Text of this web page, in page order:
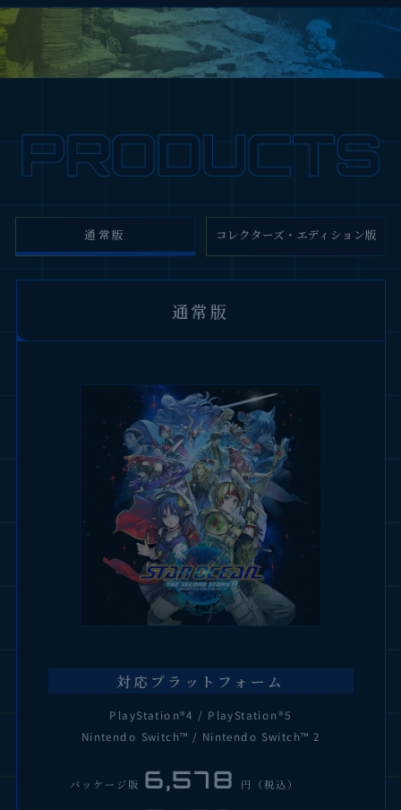
通常版 コレクターズ・エディション版
通常版
対応プラットフォーム
PlayStation®4 / PlayStation®5
Nintendo Switch™ / Nintendo Switch™ 2
パッケージ版 6,578 円（税込）
コレクターズ・エディション版